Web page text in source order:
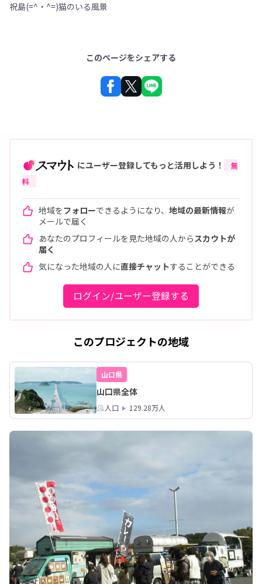
祝島(=^・^=)猫のいる風景
このページをシェアする
にユーザー登録してもっと活用しよう！
無
料
地域をフォローできるようになり、 地域の最新情報が
メールで届く
あなたのプロフィールを見た地域の人から スカウトが
届く
気になった地域の人に直接チャットすることができる
ログイン/ユーザー登録する
このプロジェクトの地域
山口県
山口県全体
人口 129.28万人